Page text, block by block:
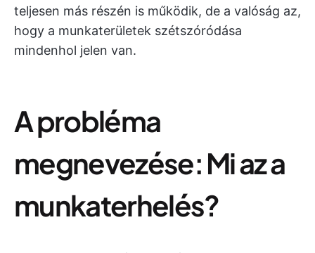
teljesen más részén is működik, de a valóság az,
hogy a munkaterületek szétszóródása
mindenhol jelen van.
A probléma
megnevezése: Mi az a
munkaterhelés?